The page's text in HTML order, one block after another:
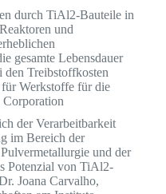
durch TiAl2-Bauteile in
und
gesamte Lebensdauer
den Treibstoffkosten
Werkstoffe für die
der Verarbeitbarkeit
im Bereich der
und der
Potenzial von TiAl2-
Joana Carvalho,